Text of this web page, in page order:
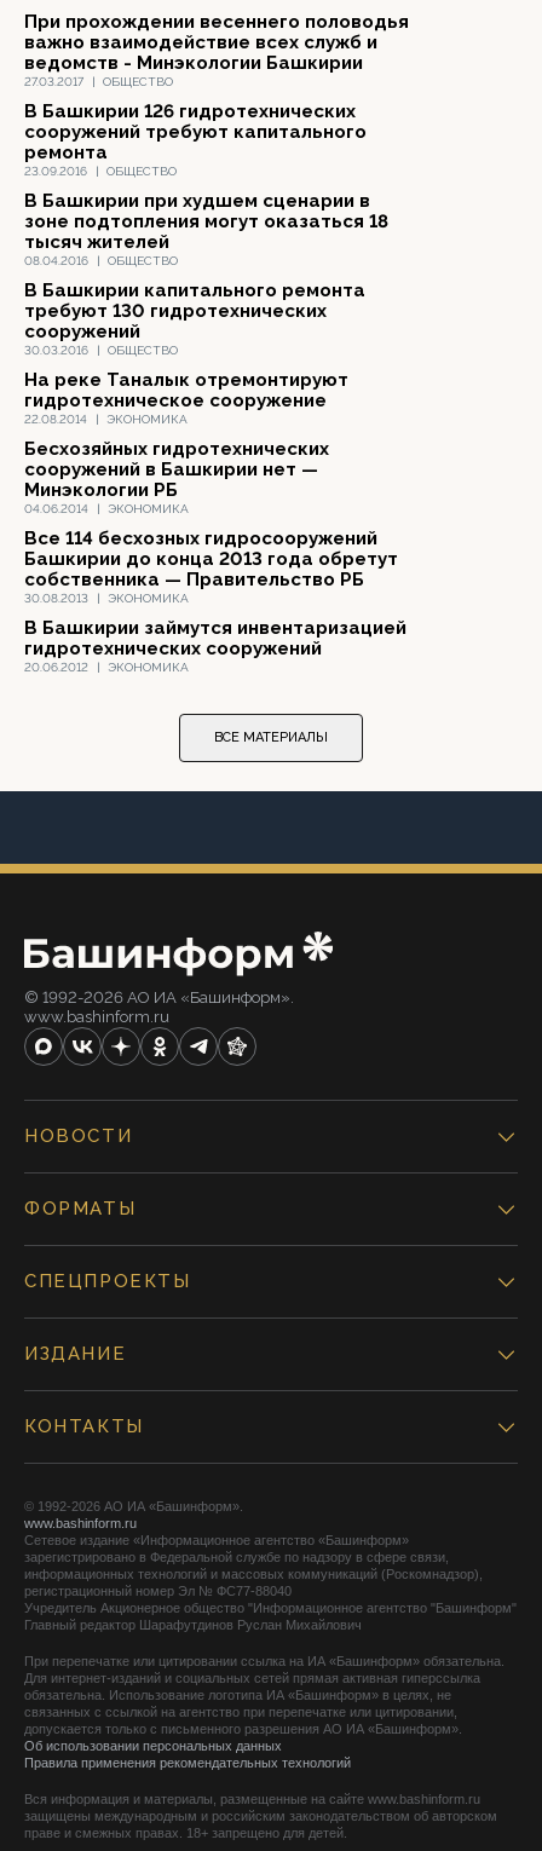
27.03.2017 | ОБЩЕСТВО
При прохождении весеннего половодья
важно взаимодействие всех служб и
ведомств - Минэкологии Башкирии
23.09.2016 | ОБЩЕСТВО
В Башкирии 126 гидротехнических
сооружений требуют капитального
ремонта
08.04.2016 | ОБЩЕСТВО
В Башкирии при худшем сценарии в
зоне подтопления могут оказаться 18
тысяч жителей
30.03.2016 | ОБЩЕСТВО
В Башкирии капитального ремонта
требуют 130 гидротехнических
сооружений
22.08.2014 | ЭКОНОМИКА
На реке Таналык отремонтируют
гидротехническое сооружение
04.06.2014 | ЭКОНОМИКА
Бесхозяйных гидротехнических
сооружений в Башкирии нет —
Минэкологии РБ
30.08.2013 | ЭКОНОМИКА
Все 114 бесхозных гидросооружений
Башкирии до конца 2013 года обретут
собственника — Правительство РБ
20.06.2012 | ЭКОНОМИКА
В Башкирии займутся инвентаризацией
гидротехнических сооружений
ВСЕ МАТЕРИАЛЫ
© 1992-2026 АО ИА «Башинформ».
www.bashinform.ru
НОВОСТИ
ФОРМАТЫ
СПЕЦПРОЕКТЫ
ИЗДАНИЕ
КОНТАКТЫ
© 1992-2026 АО ИА «Башинформ».
www.bashinform.ru
Сетевое издание «Информационное агентство «Башинформ»
зарегистрировано в Федеральной службе по надзору в сфере связи,
информационных технологий и массовых коммуникаций (Роскомнадзор),
регистрационный номер Эл № ФС77-88040
Учредитель Акционерное общество "Информационное агентство "Башинформ"
Главный редактор Шарафутдинов Руслан Михайлович
При перепечатке или цитировании ссылка на ИА «Башинформ» обязательна.
Для интернет-изданий и социальных сетей прямая активная гиперссылка
обязательна. Использование логотипа ИА «Башинформ» в целях, не
связанных с ссылкой на агентство при перепечатке или цитировании,
допускается только с письменного разрешения АО ИА «Башинформ».
Об использовании персональных данных
Правила применения рекомендательных технологий
Вся информация и материалы, размещенные на сайте www.bashinform.ru
защищены международным и российским законодательством об авторском
праве и смежных правах. 18+ запрещено для детей.